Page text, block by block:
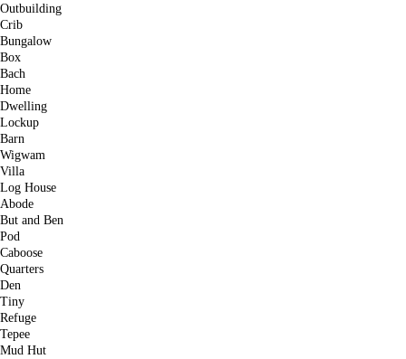
Outbuilding
Crib
Bungalow
Box
Bach
Home
Dwelling
Lockup
Barn
Wigwam
Villa
Log House
Abode
But and Ben
Pod
Caboose
Quarters
Den
Tiny
Refuge
Tepee
Mud Hut